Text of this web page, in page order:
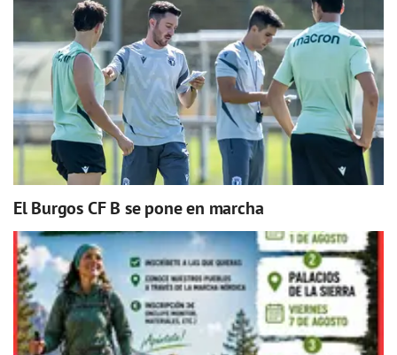
El Burgos CF B se pone en marcha